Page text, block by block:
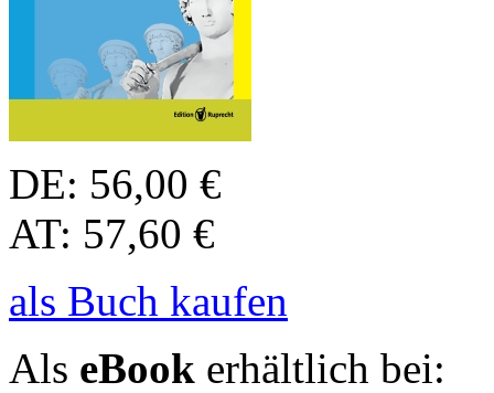
DE: 56,00 €
AT: 57,60 €
als Buch kaufen
Als eBook erhältlich bei: